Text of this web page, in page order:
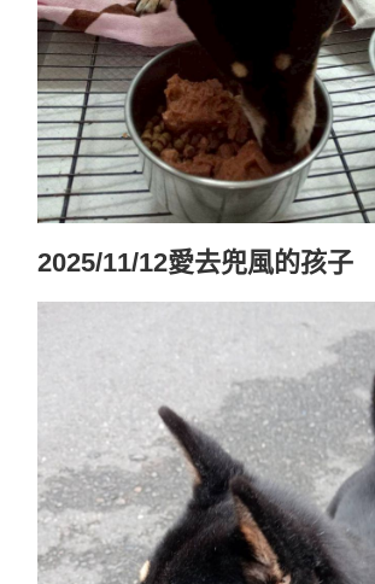
2025/11/12愛去兜風的孩子